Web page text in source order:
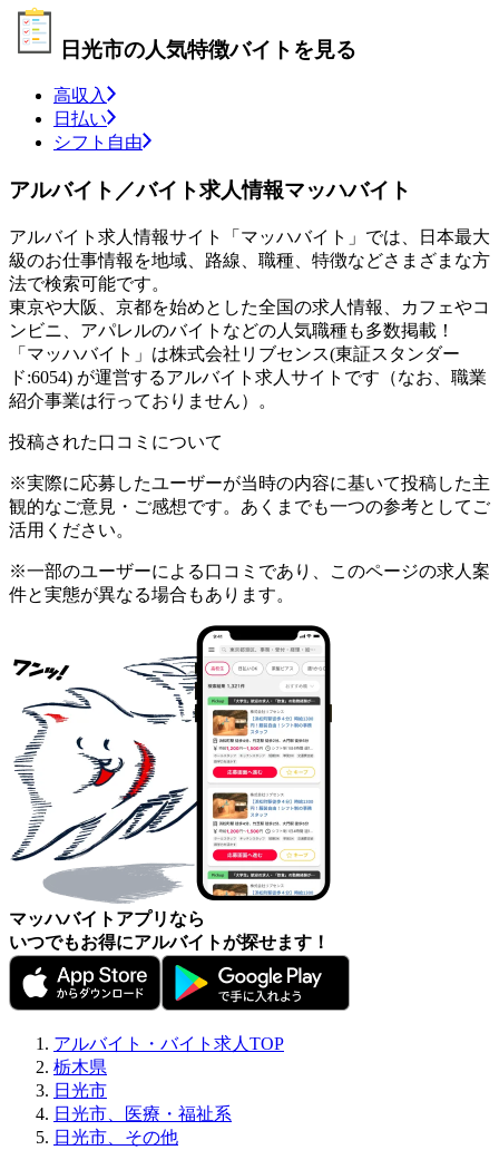
日光市の人気特徴バイトを見る
高収入
日払い
シフト自由
アルバイト／バイト求人情報マッハバイト
アルバイト求人情報サイト「マッハバイト」では、日本最大
級のお仕事情報を地域、路線、職種、特徴などさまざまな方
法で検索可能です。
東京や大阪、京都を始めとした全国の求人情報、カフェやコ
ンビニ、アパレルのバイトなどの人気職種も多数掲載！
「マッハバイト」は株式会社リブセンス(東証スタンダー
ド:6054) が運営するアルバイト求人サイトです（なお、職業
紹介事業は行っておりません）。
投稿された口コミについて
※実際に応募したユーザーが当時の内容に基いて投稿した主
観的なご意見・ご感想です。あくまでも一つの参考としてご
活用ください。
※一部のユーザーによる口コミであり、このページの求人案
件と実態が異なる場合もあります。
マッハバイトアプリなら
いつでもお得にアルバイトが探せます！
アルバイト・バイト求人TOP
栃木県
日光市
日光市、医療・福祉系
日光市、その他